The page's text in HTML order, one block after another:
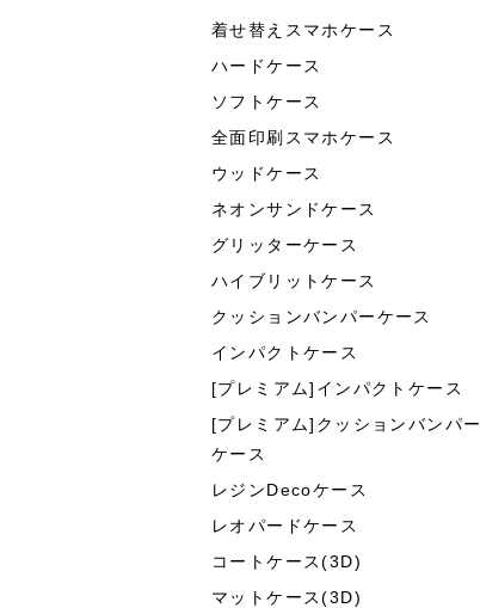
着せ替えスマホケース
ハードケース
ソフトケース
全面印刷スマホケース
ウッドケース
ネオンサンドケース
グリッターケース
ハイブリットケース
クッションバンパーケース
インパクトケース
[プレミアム]インパクトケース
[プレミアム]クッションバンパー
ケース
レジンDecoケース
レオパードケース
コートケース(3D)
マットケース(3D)